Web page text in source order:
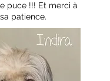
puce !!! Et merci à
patience.